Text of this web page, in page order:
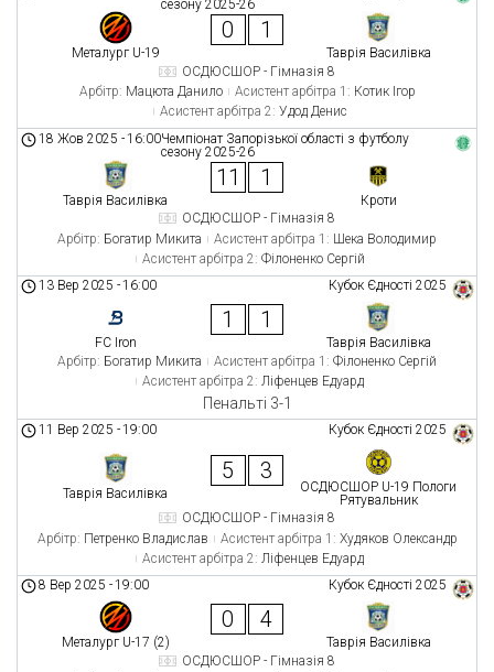
сезону 2025-26
Металург U-19
0 1
Таврія Василівка
ОСДЮСШОР - Гімназія 8
Арбітр: Мацюта Данило Асистент арбітра 1: Котик Ігор
Асистент арбітра 2: Удод Денис
Чемпіонат Запорізької області з футболу
сезону 2025-26
18 Жов 2025 -16:00
Таврія Василівка
11 1
Кроти
ОСДЮСШОР - Гімназія 8
Арбітр: Богатир Микита Асистент арбітра 1: Шека Володимир
Асистент арбітра 2: Філоненко Сергій
Кубок Єдності 2025
13 Вер 2025 -16:00
FC Iron
1 1
Таврія Василівка
Арбітр: Богатир Микита Асистент арбітра 1: Філоненко Сергій
Асистент арбітра 2: Ліфенцев Едуард
Пенальті 3-1
Кубок Єдності 2025
11 Вер 2025 -19:00
Таврія Василівка
5 3
ОСДЮСШОР U-19 Пологи
Рятувальник
ОСДЮСШОР - Гімназія 8
Арбітр: Петренко Владислав Асистент арбітра 1: Худяков Олександр
Асистент арбітра 2: Ліфенцев Едуард
Кубок Єдності 2025
8 Вер 2025 -19:00
Металург U-17 (2)
0 4
Таврія Василівка
ОСДЮСШОР - Гімназія 8